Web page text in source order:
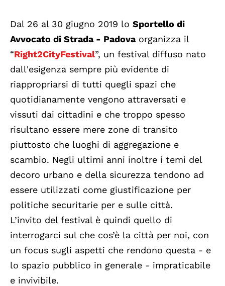
Dal 26 al 30 giugno 2019 lo Sportello di
Avvocato di Strada - Padovaorganizza il
“Right2CityFestival”, un festival diffuso nato
dall'esigenza sempre più evidente di
riappropriarsi di tutti quegli spazi che
quotidianamente vengono attraversati e
vissuti dai cittadini e che troppo spesso
risultano essere mere zone di transito
piuttosto che luoghi di aggregazione e
scambio. Negli ultimi anni inoltre i temi del
decoro urbano e della sicurezza tendono ad
essere utilizzati come giustificazione per
politiche securitarie per e sulle città.
L’invito del festival è quindi quello di
interrogarci sul che cos’è la città per noi, con
un focus sugli aspetti che rendono questa - e
lo spazio pubblico in generale - impraticabile
e invivibile.